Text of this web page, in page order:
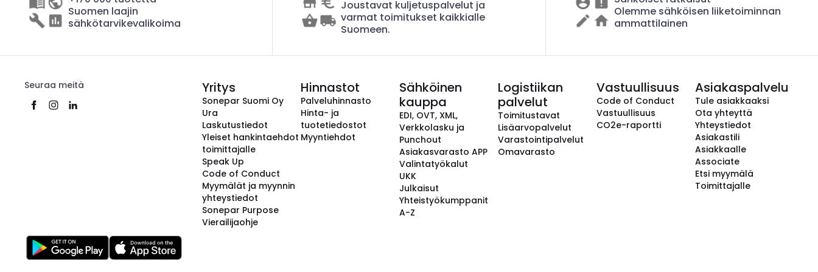
Suomen laajin
sähkötarvikevalikoima
Joustavat kuljetuspalvelut ja
varmat toimitukset kaikkialle
Suomeen.
Olemme sähköisen liiketoiminnan
ammattilainen
Seuraa meitä Yritys
Sonepar Suomi Oy
Ura
Laskutustiedot
Yleiset hankintaehdot
toimittajalle
Speak Up
Code of Conduct
Myymälät ja myynnin
yhteystiedot
Sonepar Purpose
Vierailijaohje
Hinnastot
Palveluhinnasto
Hinta- ja
tuotetiedostot
Myyntiehdot
Sähköinen
kauppa
EDI, OVT, XML,
Verkkolasku ja
Punchout
Asiakasvarasto APP
Valintatyökalut
UKK
Julkaisut
Yhteistyökumppanit
A-Z
Logistiikan
palvelut
Toimitustavat
Lisäarvopalvelut
Varastointipalvelut
Omavarasto
Vastuullisuus
Code of Conduct
Vastuullisuus
CO2e-raportti
Asiakaspalvelu
Tule asiakkaaksi
Ota yhteyttä
Yhteystiedot
Asiakastili
Asiakkaalle
Associate
Etsi myymälä
Toimittajalle